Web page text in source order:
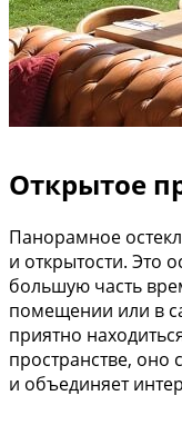
Открытое
Панорамное
и открытости. Это
большую часть
помещении или в
приятно
пространстве,
и объединяет